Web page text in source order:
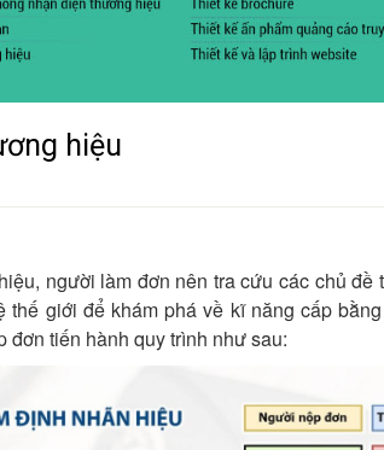
hiệu
người làm đơn nên tra cứu các chủ đề
giới để khám phá về kĩ năng cấp
tiến hành quy trình như sau: